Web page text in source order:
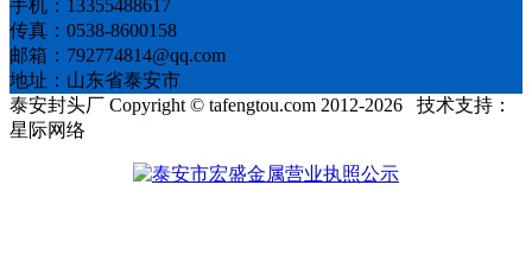
手机：13355488617
传真：0538-8600158
邮箱：792774814@qq.com
地址：山东省泰安市
泰安封头厂 Copyright © tafengtou.com 2012-2026 技术支持：
星际网络